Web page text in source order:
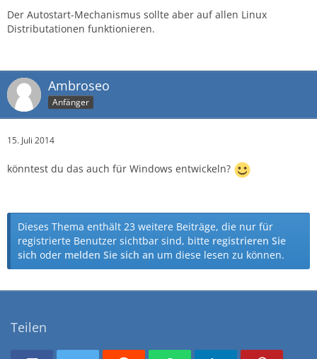
Der Autostart-Mechanismus sollte aber auf allen Linux
Distributationen funktionieren.
Ambroseo
Anfänger
15. Juli 2014
könntest du das auch für Windows entwickeln?
Dieses Thema enthält 23 weitere Beiträge, die nur für
registrierte Benutzer sichtbar sind, bitte registrieren Sie
sich oder melden Sie sich an um diese lesen zu können.
Teilen